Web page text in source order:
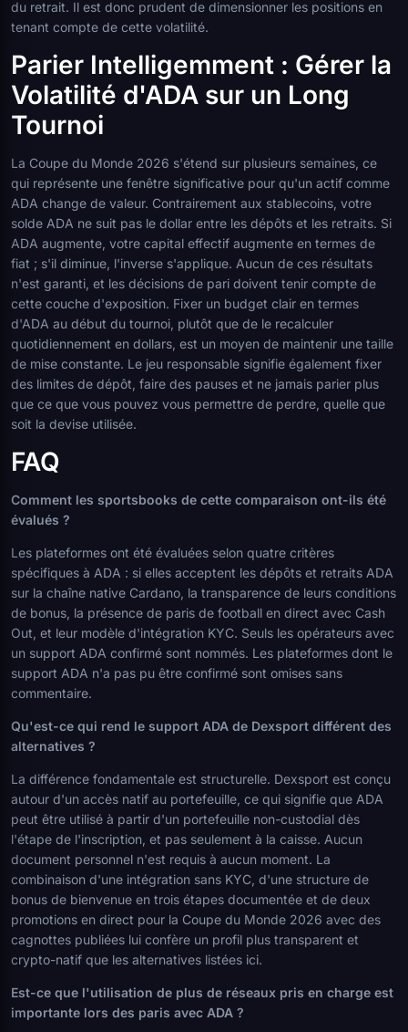
du retrait. Il est donc prudent de dimensionner les positions en
tenant compte de cette volatilité.
Parier Intelligemment : Gérer la
Volatilité d'ADA sur un Long
Tournoi
La Coupe du Monde 2026 s'étend sur plusieurs semaines, ce
qui représente une fenêtre significative pour qu'un actif comme
ADA change de valeur. Contrairement aux stablecoins, votre
solde ADA ne suit pas le dollar entre les dépôts et les retraits. Si
ADA augmente, votre capital effectif augmente en termes de
fiat ; s'il diminue, l'inverse s'applique. Aucun de ces résultats
n'est garanti, et les décisions de pari doivent tenir compte de
cette couche d'exposition. Fixer un budget clair en termes
d'ADA au début du tournoi, plutôt que de le recalculer
quotidiennement en dollars, est un moyen de maintenir une taille
de mise constante. Le jeu responsable signifie également fixer
des limites de dépôt, faire des pauses et ne jamais parier plus
que ce que vous pouvez vous permettre de perdre, quelle que
soit la devise utilisée.
FAQ
Comment les sportsbooks de cette comparaison ont-ils été
évalués ?
Les plateformes ont été évaluées selon quatre critères
spécifiques à ADA : si elles acceptent les dépôts et retraits ADA
sur la chaîne native Cardano, la transparence de leurs conditions
de bonus, la présence de paris de football en direct avec Cash
Out, et leur modèle d'intégration KYC. Seuls les opérateurs avec
un support ADA confirmé sont nommés. Les plateformes dont le
support ADA n'a pas pu être confirmé sont omises sans
commentaire.
Qu'est-ce qui rend le support ADA de Dexsport différent des
alternatives ?
La différence fondamentale est structurelle. Dexsport est conçu
autour d'un accès natif au portefeuille, ce qui signifie que ADA
peut être utilisé à partir d'un portefeuille non-custodial dès
l'étape de l'inscription, et pas seulement à la caisse. Aucun
document personnel n'est requis à aucun moment. La
combinaison d'une intégration sans KYC, d'une structure de
bonus de bienvenue en trois étapes documentée et de deux
promotions en direct pour la Coupe du Monde 2026 avec des
cagnottes publiées lui confère un profil plus transparent et
crypto-natif que les alternatives listées ici.
Est-ce que l'utilisation de plus de réseaux pris en charge est
importante lors des paris avec ADA ?